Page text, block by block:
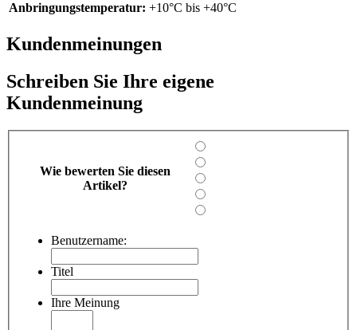
Anbringungstemperatur: +10°C bis +40°C
Kundenmeinungen
Schreiben Sie Ihre eigene
Kundenmeinung
Wie bewerten Sie diesen
Artikel?
Benutzername:
Titel
Ihre Meinung